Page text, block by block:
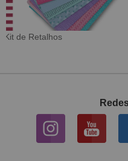
Tecido Digital